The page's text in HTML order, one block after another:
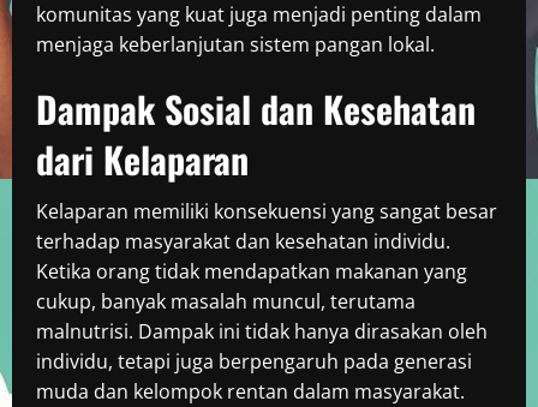
komunitas yang kuat juga menjadi penting dalam
menjaga keberlanjutan sistem pangan lokal.
Dampak Sosial dan Kesehatan
dari Kelaparan
Kelaparan memiliki konsekuensi yang sangat besar
terhadap masyarakat dan kesehatan individu.
Ketika orang tidak mendapatkan makanan yang
cukup, banyak masalah muncul, terutama
malnutrisi. Dampak ini tidak hanya dirasakan oleh
individu, tetapi juga berpengaruh pada generasi
muda dan kelompok rentan dalam masyarakat.